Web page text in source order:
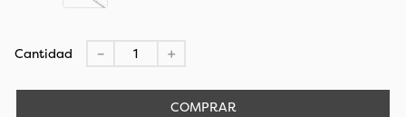
Cantidad ＋
－
COMPRAR